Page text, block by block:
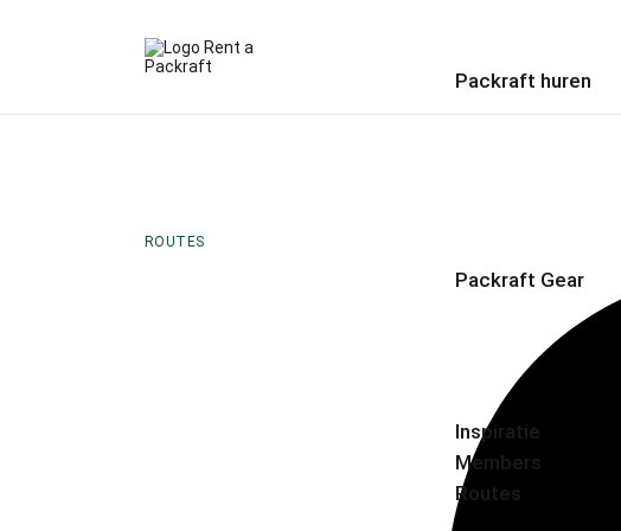
Packraft huren
Packraft Gear
Inspiratie
Members
Routes
ROUTES